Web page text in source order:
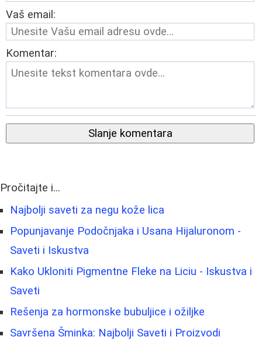
Vaš email:
Komentar:
Slanje komentara
Pročitajte i...
Najbolji saveti za negu kože lica
Popunjavanje Podočnjaka i Usana Hijaluronom -
Saveti i Iskustva
Kako Ukloniti Pigmentne Fleke na Liciu - Iskustva i
Saveti
Rešenja za hormonske bubuljice i ožiljke
Savršena Šminka: Najbolji Saveti i Proizvodi